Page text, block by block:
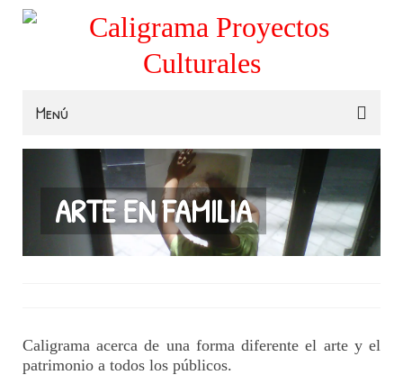
Menú
Familias
Colegios
Museos e Instituciones
ARTE EN FAMILIA
Caligrama acerca de una forma diferente el arte y el
patrimonio a todos los públicos.